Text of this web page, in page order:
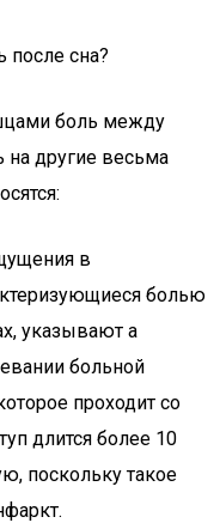
после сна?
боль между
на другие весьма
в
болью
указывают а
больной
проходит со
длится более 10
поскольку такое